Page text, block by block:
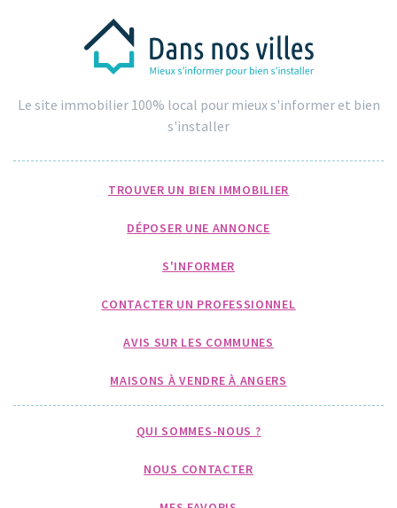
Le site immobilier 100% local pour mieux s'informer et bien
s'installer
TROUVER UN BIEN IMMOBILIER
DÉPOSER UNE ANNONCE
S'INFORMER
CONTACTER UN PROFESSIONNEL
AVIS SUR LES COMMUNES
MAISONS À VENDRE À ANGERS
QUI SOMMES-NOUS ?
NOUS CONTACTER